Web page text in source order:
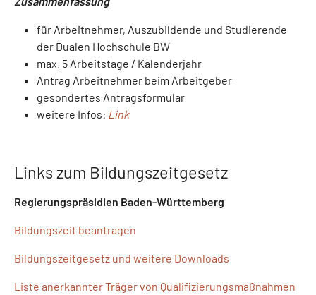
für Arbeitnehmer, Auszubildende und Studierende
der Dualen Hochschule BW
max. 5 Arbeitstage / Kalenderjahr
Antrag Arbeitnehmer beim Arbeitgeber
gesondertes Antragsformular
weitere Infos: Link
Links zum Bildungszeitgesetz
Regierungspräsidien Baden-Württemberg
Bildungszeit beantragen
Bildungszeitgesetz und weitere Downloads
Liste anerkannter Träger von Qualifizierungsmaßnahmen